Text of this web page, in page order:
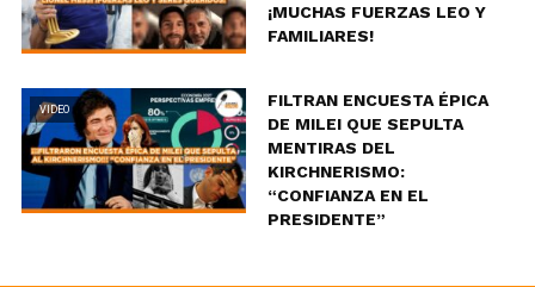
¡MUCHAS FUERZAS LEO Y
FAMILIARES!
VIDEO
FILTRAN ENCUESTA ÉPICA
DE MILEI QUE SEPULTA
MENTIRAS DEL
KIRCHNERISMO:
“CONFIANZA EN EL
PRESIDENTE”